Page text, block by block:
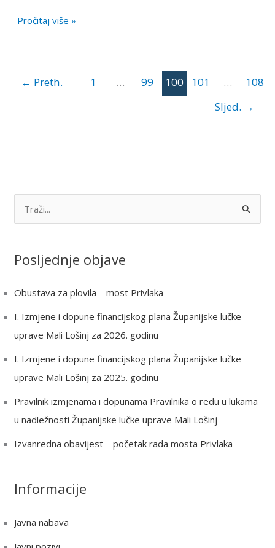
Pročitaj više »
← Preth. 1 … 99 100 101 …
108
Sljed. →
r
f
o
r
:
Posljednje objave
Obustava za plovila – most Privlaka
I. Izmjene i dopune financijskog plana Županijske lučke
uprave Mali Lošinj za 2026. godinu
I. Izmjene i dopune financijskog plana Županijske lučke
uprave Mali Lošinj za 2025. godinu
Pravilnik izmjenama i dopunama Pravilnika o redu u lukama
u nadležnosti Županijske lučke uprave Mali Lošinj
Izvanredna obavijest – početak rada mosta Privlaka
Informacije
Javna nabava